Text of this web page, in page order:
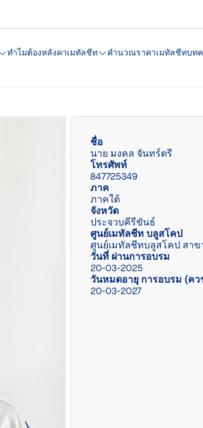
ทำไมต้องหลังคาเมทัลชีท คํานวณราคาเมทัลชีทบท
ชื่อ
นาย มงคล จันทร์ตรี
โทรศัพท์
847725349
ภาค
ภาคใต้
จังหวัด
ประจวบคีรีขันธ์
ศูนย์เมทัลชีท บลูสโคป
ศูนย์เมทัลชีทบลูสโคป สา
วันที่ ผ่านการอบรม
20-03-2025
วันหมดอายุ การอบรม (ค
20-03-2027